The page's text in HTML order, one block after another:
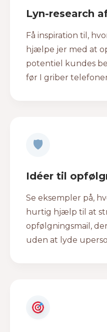
Lyn-research
Få inspiration til,
hjælpe jer med at
potentiel kundes
før I griber
🛡
Idéer til
Se eksempler på,
hurtig hjælp til at
opfølgningsmail,
uden at lyde